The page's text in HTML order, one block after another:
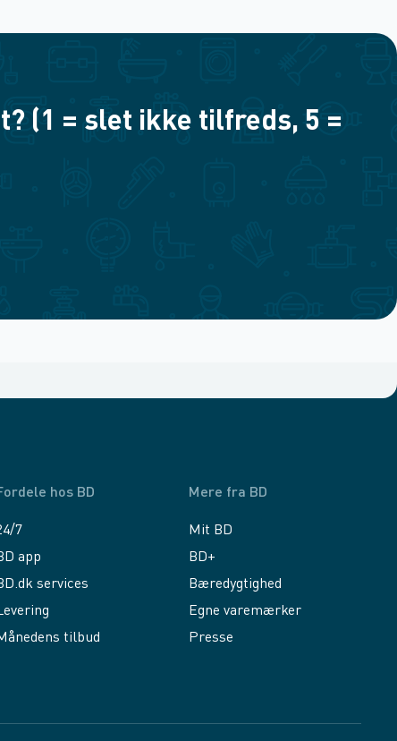
(1 = slet ikke tilfreds, 5 =
hos BD
7
app
services
tilbud
Mere fra BD
Mit BD
BD+
Bæredygtighed
Egne varemærker
Presse